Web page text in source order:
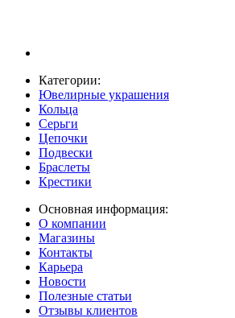
Категории:
Ювелирные украшения
Кольца
Серьги
Цепочки
Подвески
Браслеты
Крестики
Основная информация:
О компании
Магазины
Контакты
Карьера
Новости
Полезные статьи
Отзывы клиентов